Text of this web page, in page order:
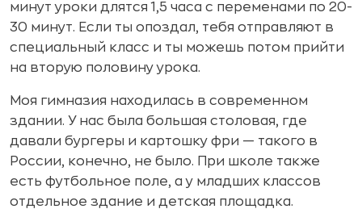
минут уроки длятся 1,5 часа с переменами по 20-
30 минут. Если ты опоздал, тебя отправляют в
специальный класс и ты можешь потом прийти
на вторую половину урока.
Моя гимназия находилась в современном
здании. У нас была большая столовая, где
давали бургеры и картошку фри — такого в
России, конечно, не было. При школе также
есть футбольное поле, а у младших классов
отдельное здание и детская площадка.